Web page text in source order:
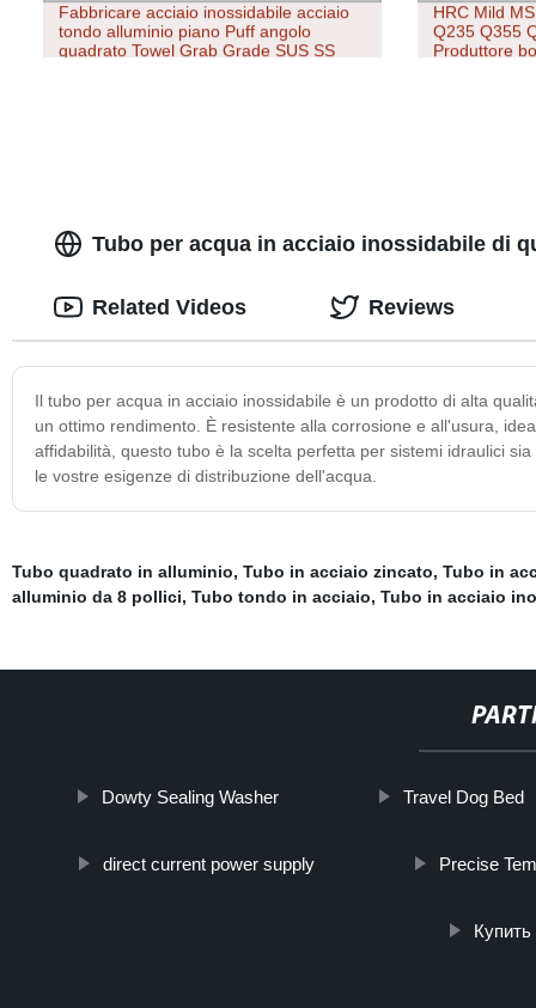
Fabbricare acciaio inossidabile acciaio
tondo alluminio piano Puff angolo
quadrato Towel Grab Grade SUS SS
HRC Mild
Q235 Q355
Produttore
Tubo per acqua in acciaio inossidabile di
Il tubo per acqua in acciaio inossidabile è un prodotto di alta
un ottimo rendimento. È resistente alla corrosione e all'usura,
affidabilità, questo tubo è la scelta perfetta per sistemi idraulici
le vostre esigenze di distribuzione dell'acqua.
Related Videos Reviews
Tubo quadrato in alluminio, Tubo in acciaio zincato, Tubo in
alluminio da 8 pollici, Tubo tondo in acciaio, Tubo in acciaio
Dowty Sealing Washer Travel Dog Bed
direct current power supply Precise